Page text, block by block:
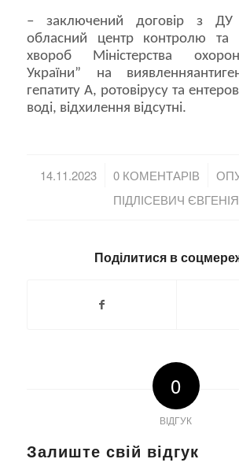
– заключений договір з ДУ
обласний центр контролю та
хвороб Міністерства
України” на
гепатиту А, ротовірусу та
воді, відхилення відсутні.
14.11.2023
/ 0 КОМЕНТАРІВ
/
ПІДЛІСЕВИЧ ЄВГЕНІЯ
Поділитися в
0
ВІДГУК
Залиште свій відгук